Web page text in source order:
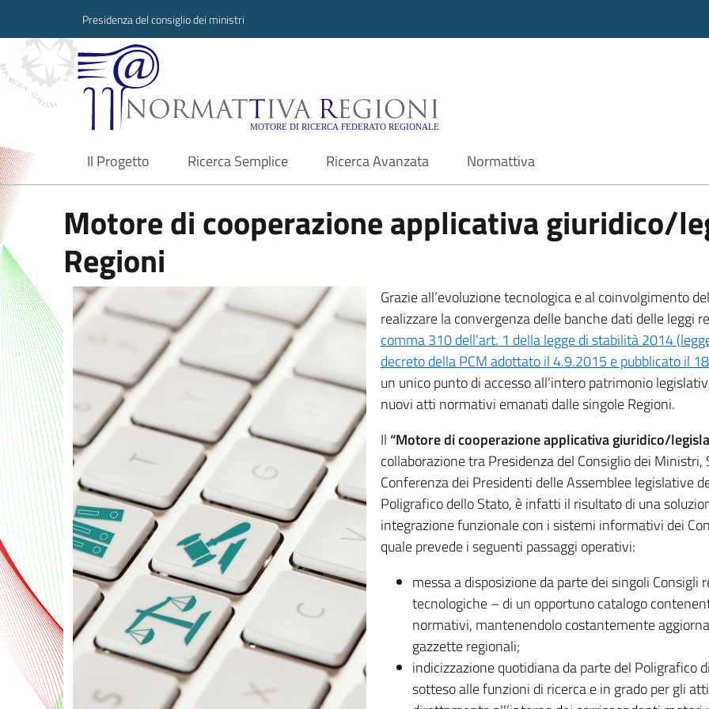
Presidenza del consiglio dei ministri
Normattiva Regioni - Motore di ricerca
Il Progetto
current Ricerca Semplice Ricerca Avanzata Normattiva
Motore di cooperazione applicativa giuridico/
Regioni
Grazie all’evoluzione tecnologica e al coinvolgimento
realizzare la convergenza delle banche dati delle leggi
comma 310 dell’art. 1 della legge di stabilità 2014
decreto della PCM adottato il 4.9.2015 e pubblicato il
un unico punto di accesso all’intero patrimonio
nuovi atti normativi emanati dalle singole Regioni.
Il “Motore di cooperazione applicativa giuridico/
collaborazione tra Presidenza del Consiglio dei
Conferenza dei Presidenti delle Assemblee legislative
Poligrafico dello Stato, è infatti il risultato di una
integrazione funzionale con i sistemi informativi dei
quale prevede i seguenti passaggi operativi:
messa a disposizione da parte dei singoli
tecnologiche – di un opportuno catalogo
normativi, mantenendolo costantemente
gazzette regionali;
indicizzazione quotidiana da parte del Poligrafico
sotteso alle funzioni di ricerca e in grado per gli